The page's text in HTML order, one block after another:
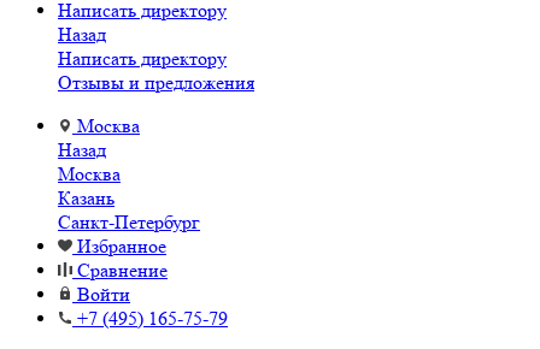
Написать директору
Назад
Написать директору
Отзывы и предложения
Москва
Назад
Москва
Казань
Санкт-Петербург
Избранное
Сравнение
Войти
+7 (495) 165-75-79